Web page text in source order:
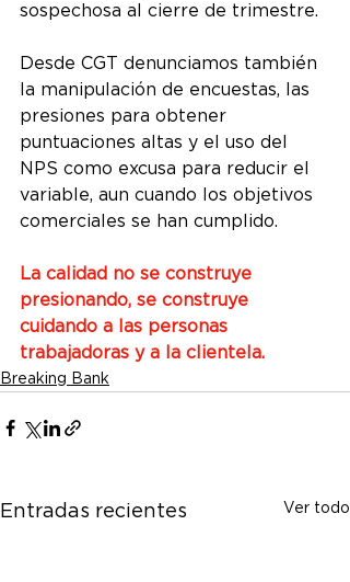
sospechosa al cierre de trimestre.
Desde CGT denunciamos también
la manipulación de encuestas, las
presiones para obtener
puntuaciones altas y el uso del
NPS como excusa para reducir el
variable, aun cuando los objetivos
comerciales se han cumplido.
La calidad no se construye
presionando, se construye
cuidando a las personas
trabajadoras y a la clientela.
Breaking Bank
Entradas recientes Ver todo